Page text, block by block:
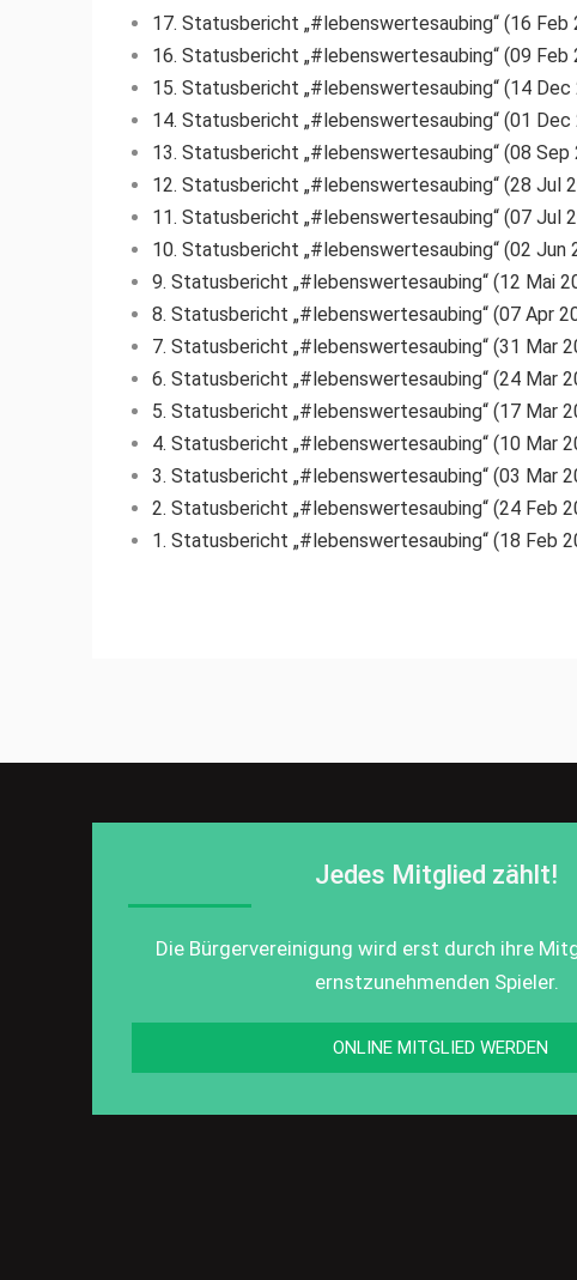
17. Statusbericht „#lebenswertesaubing“ (16 Feb
16. Statusbericht „#lebenswertesaubing“ (09 Feb
15. Statusbericht „#lebenswertesaubing“ (14 Dec
14. Statusbericht „#lebenswertesaubing“ (01 Dec
13. Statusbericht „#lebenswertesaubing“ (08 Sep
12. Statusbericht „#lebenswertesaubing“ (28 Jul
11. Statusbericht „#lebenswertesaubing“ (07 Jul
10. Statusbericht „#lebenswertesaubing“ (02 Jun
9. Statusbericht „#lebenswertesaubing“ (12 Mai
8. Statusbericht „#lebenswertesaubing“ (07 Apr
7. Statusbericht „#lebenswertesaubing“ (31 Mar
6. Statusbericht „#lebenswertesaubing“ (24 Mar
5. Statusbericht „#lebenswertesaubing“ (17 Mar
4. Statusbericht „#lebenswertesaubing“ (10 Mar
3. Statusbericht „#lebenswertesaubing“ (03 Mar
2. Statusbericht „#lebenswertesaubing“ (24 Feb
1. Statusbericht „#lebenswertesaubing“ (18 Feb
Jedes Mitglied zählt!
Die Bürgervereinigung wird erst durch ihre
ernstzunehmenden Spieler.
ONLINE MITGLIED WERDEN